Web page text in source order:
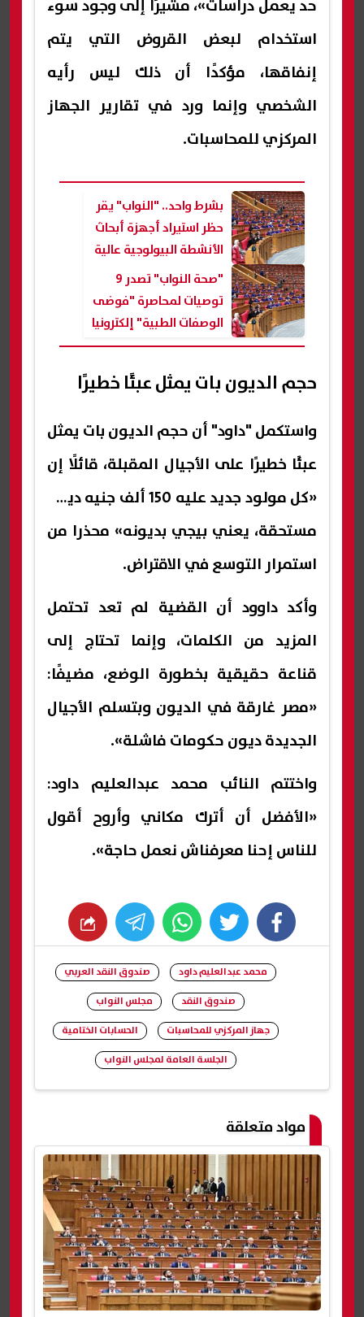
حد يعمل دراسات»، مشيرًا إلى وجود سوء
استخدام لبعض القروض التي يتم
إنفاقها، مؤكدًا أن ذلك ليس رأيه
الشخصي وإنما ورد في تقارير الجهاز
المركزي للمحاسبات.
بشرط واحد.. "النواب" يقر
حظر استيراد أجهزة أبحاث
الأنشطة البيولوجية عالية
الخطورة
"صحة النواب" تصدر 9
توصيات لمحاصرة "فوضى
الوصفات الطبية" إلكترونيا
حجم الديون بات يمثل عبئًا خطيرًا
واستكمل "داود" أن حجم الديون بات يمثل
عبئًا خطيرًا على الأجيال المقبلة، قائلًا إن
«كل مولود جديد عليه 150 ألف جنيه ديون
مستحقة، يعني بيجي بديونه» محذرا من
استمرار التوسع في الاقتراض.
وأكد داوود أن القضية لم تعد تحتمل
المزيد من الكلمات، وإنما تحتاج إلى
قناعة حقيقية بخطورة الوضع، مضيفًا:
«مصر غارقة في الديون وبتسلم الأجيال
الجديدة ديون حكومات فاشلة».
واختتم النائب محمد عبدالعليم داود:
«الأفضل أن أترك مكاني وأروح أقول
للناس إحنا معرفناش نعمل حاجة».
facebook
twitter
whats
محمد عبدالعليم داود
صندوق النقد العربي
صندوق النقد
مجلس النواب
جهاز المركزي للمحاسبات
الحسابات الختامية
الجلسة العامة لمجلس النواب
مواد متعلقة